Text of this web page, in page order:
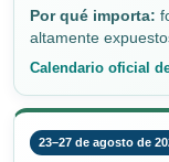
Por qué importa:
altamente
Calendario oficial
23–27 de agosto de